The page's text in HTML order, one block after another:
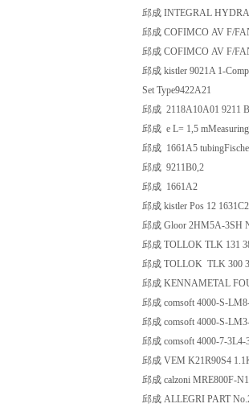
邱成 INTEGRAL
邱成 COFIMCO AV F/
邱成 COFIMCO AV F/
邱成 kistler 9021A 1-
Set Type9422A21
邱成 2118A10A01 9211
邱成 e L= 1,5 mMeasuring
邱成 1661A5
邱成 9211B0,2
邱成 1661A2
邱成 kistler Pos 12 1631C2
邱成 Gloor 2HM5A-3SH
邱成 TOLLOK TLK 131
邱成 TOLLOK TLK 300
邱成 KENNAMETAL
邱成 comsoft 4000-S-
邱成 comsoft 4000-S-
邱成 comsoft 4000-7-3L4-
邱成 VEM K21R90S4
邱成 calzoni MRE800F-
邱成 ALLEGRI PART